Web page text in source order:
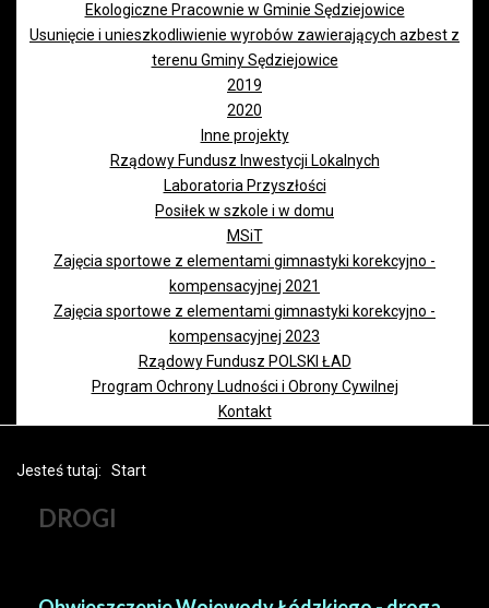
Ekologiczne Pracownie w Gminie Sędziejowice
Usunięcie i unieszkodliwienie wyrobów zawierających azbest z
terenu Gminy Sędziejowice
2019
2020
Inne projekty
Rządowy Fundusz Inwestycji Lokalnych
Laboratoria Przyszłości
Posiłek w szkole i w domu
MSiT
Zajęcia sportowe z elementami gimnastyki korekcyjno -
kompensacyjnej 2021
Zajęcia sportowe z elementami gimnastyki korekcyjno -
kompensacyjnej 2023
Rządowy Fundusz POLSKI ŁAD
Program Ochrony Ludności i Obrony Cywilnej
Kontakt
Jesteś tutaj: Start
DROGI